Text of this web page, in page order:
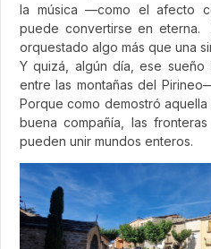
la música —como el afecto
puede convertirse en
orquestado algo más que una
Y quizá, algún día, ese
entre las montañas del
Porque como demostró
buena compañía, las
pueden unir mundos enteros.